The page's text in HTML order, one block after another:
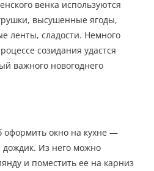
венка используются
высушенные ягоды,
ленты, сладости. Немного
созидания удастся
важного новогоднего
оформить окно на кухне —
дождик. Из него можно
и поместить ее на карниз